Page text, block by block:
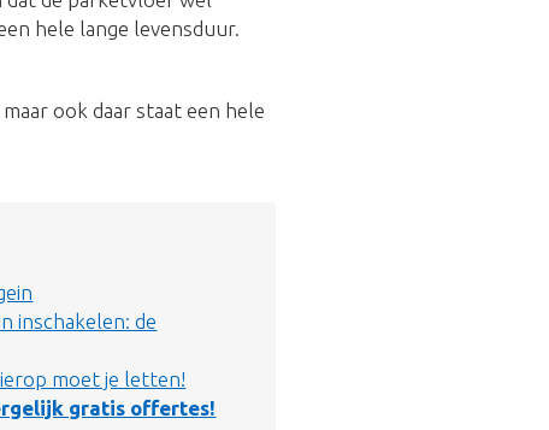
hele lange levensduur.
ook daar staat een hele
inschakelen: de
moet je letten!
gratis offertes!